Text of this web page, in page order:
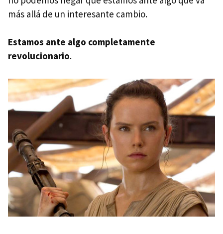
más allá de un interesante cambio.
Estamos ante algo completamente
revolucionario.